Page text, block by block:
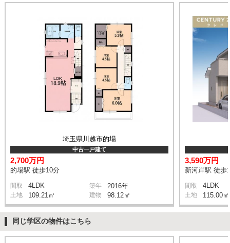
埼玉県川越市的場
中古一戸建て
2,700万円
的場駅 徒歩10分
間取 4LDK 築年 2016年
土地 109.21㎡ 建物 98.12㎡
3,590万円
新河岸駅 徒歩
間取 4LDK
土地 115.00㎡
同じ学区の物件はこちら